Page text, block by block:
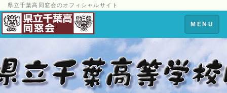
県立千葉高同窓会のオフィシャルサイト
Toggle
navigation
MENU